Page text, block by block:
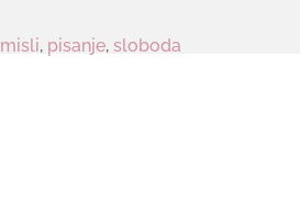
misli, pisanje, sloboda